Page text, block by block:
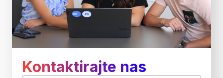
Kontaktirajte nas